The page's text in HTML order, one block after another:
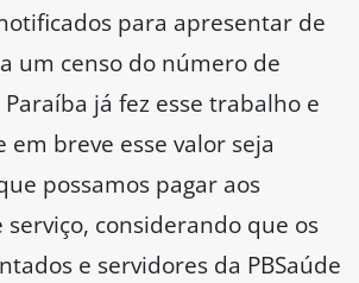
para apresentar de
um censo do número de
já fez esse trabalho e
em breve esse valor seja
possamos pagar aos
considerando que os
e servidores da PBSaúde